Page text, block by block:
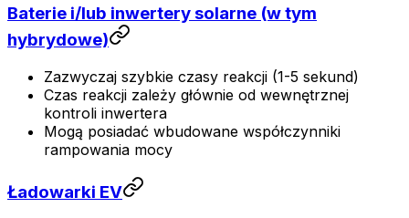
Baterie i/lub inwertery solarne (w tym
hybrydowe)
Zazwyczaj szybkie czasy reakcji (1-5 sekund)
Czas reakcji zależy głównie od wewnętrznej
kontroli inwertera
Mogą posiadać wbudowane współczynniki
rampowania mocy
Ładowarki EV